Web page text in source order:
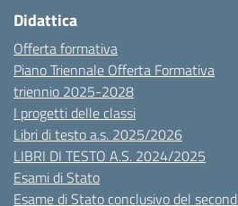
Didattica
Offerta formativa
Piano Triennale Offerta Formativa
triennio 2025-2028
I progetti delle classi
Libri di testo a.s. 2025/2026
LIBRI DI TESTO A.S. 2024/2025
Esami di Stato
Esame di Stato conclusivo del